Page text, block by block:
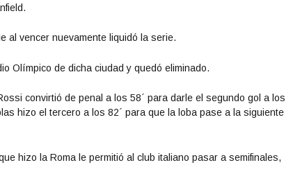
al vencer nuevamente liquidó la serie.
Olímpico de dicha ciudad y quedó eliminado.
convirtió de penal a los 58´ para darle el segundo gol a los
hizo el tercero a los 82´ para que la loba pase a la siguiente
hizo la Roma le permitió al club italiano pasar a semifinales,